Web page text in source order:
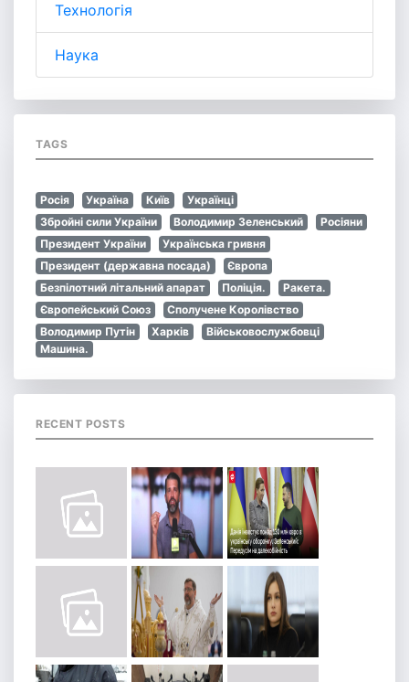
Технологія
Наука
TAGS
Росія Україна Київ
Українці
Збройні сили України
Володимир Зеленський
Росіяни
Президент України
Українська гривня
Президент (державна посада)
Європа
Безпілотний літальний апарат
Поліція.
Ракета.
Європейський Союз
Сполучене Королівство
Володимир Путін
Харків
Військовослужбовці
Машина.
RECENT POSTS